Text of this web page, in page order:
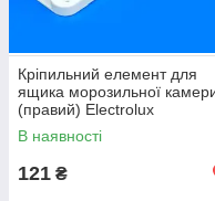
Кріпильний елемент для
ящика морозильної
(правий) Electrolux
2144384019 Оригінал
В наявності
121 ₴